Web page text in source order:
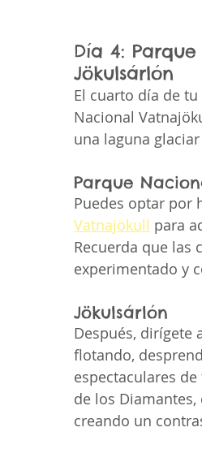
Día 4:
Jökulsárlón
El cuarto día de
Nacional
una laguna
Parque
Puedes optar por
Vatnajökull para
Recuerda que las
experimentado y
Jökulsárlón
Después, dirígete
flotando,
espectaculares
de los
creando un